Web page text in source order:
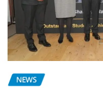
NEWS